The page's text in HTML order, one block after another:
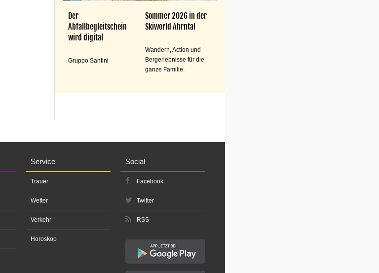
Der
Abfallbegleitschein
wird digital
Gruppo Santini
Sommer 2026 in der
Skiworld Ahrntal
Wandern, Action und
Bergerlebnisse für die
ganze Familie.
Service
Trauer
Wetter
Verkehr
Horoskop
Social
Facebook
Twitter
RSS